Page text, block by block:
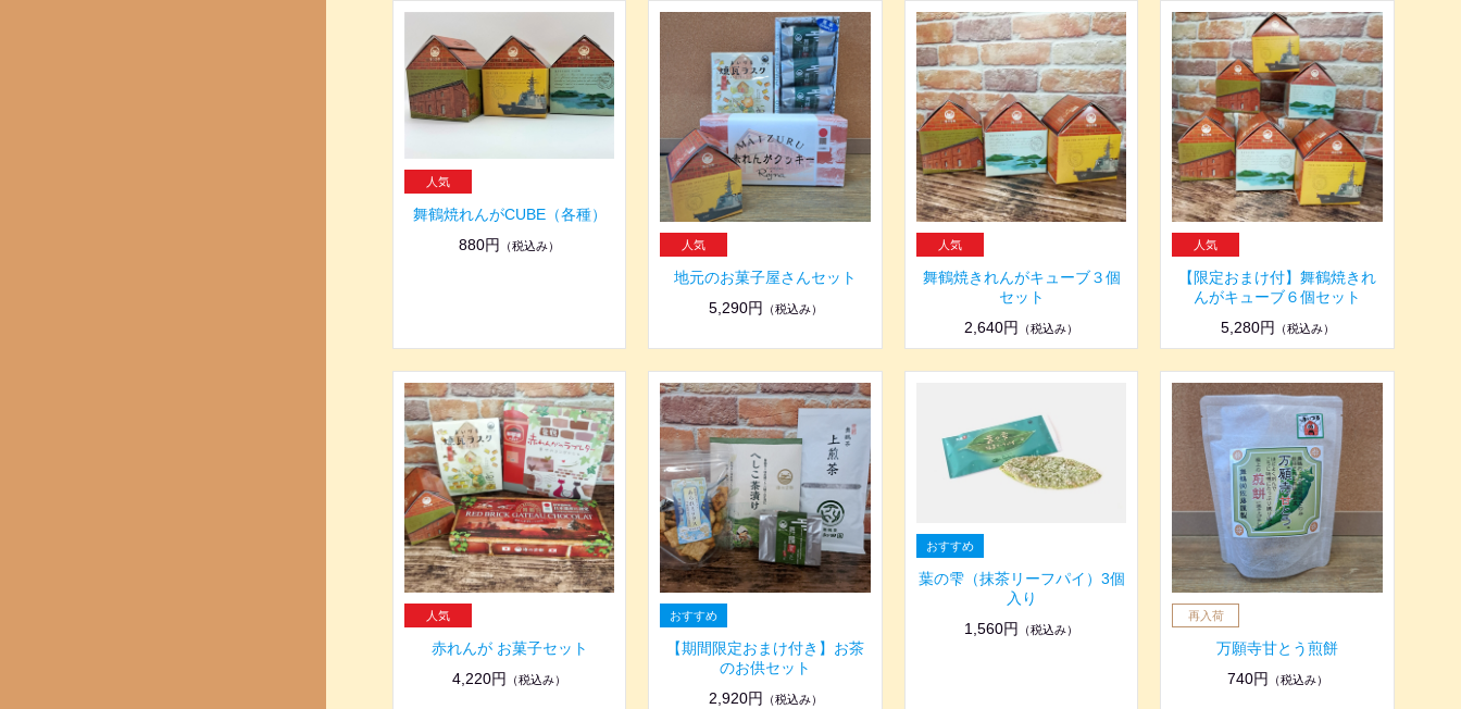
舞鶴焼れんがCUBE（各種）
880円
（税込み）
地元のお菓子屋さんセット
5,290円
（税込み）
舞鶴焼きれんがキューブ３個
セット
2,640円
（税込み）
【限定おまけ付】舞鶴焼きれ
んがキューブ６個セット
5,280円
（税込み）
赤れんが お菓子セット
4,220円
（税込み）
【期間限定おまけ付き】お茶
のお供セット
2,920円
（税込み）
葉の雫（抹茶リーフパイ）3個
入り
1,560円
（税込み）
万願寺甘とう煎餅
740円
（税込み）